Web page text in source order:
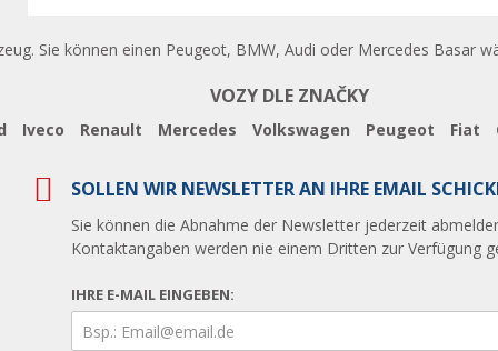
Sie können einen Peugeot, BMW, Audi oder Mercedes
VOZY DLE ZNAČKY
Iveco Renault Mercedes Volkswagen Peugeot Fiat
SOLLEN WIR NEWSLETTER AN IHRE EMAIL
Sie können die Abnahme der Newsletter jederzeit
Kontaktangaben werden nie einem Dritten zur Verfügung
IHRE E-MAIL EINGEBEN: